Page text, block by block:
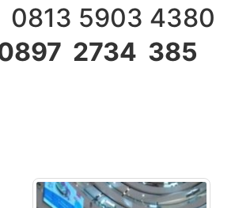
5903 4380
2734 385